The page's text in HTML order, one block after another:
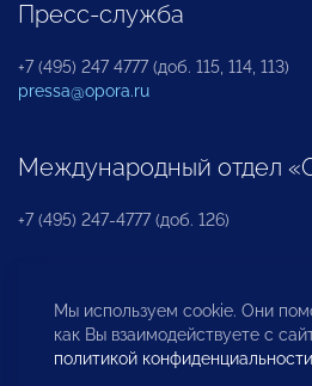
Пресс-служба
+7 (495) 247 4777 (доб. 115, 114, 113)
pressa@opora.ru
Международный отдел
+7 (495) 247-4777 (доб. 126)
Бюро по защите прав
инвесторов
Мы используем cookie. Они
как Вы взаимодействуете с
политикой